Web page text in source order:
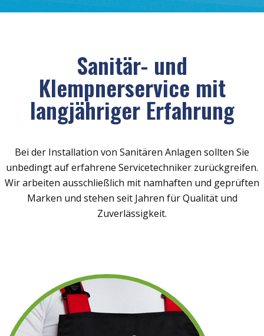
Sanitär- und
Klempnerservice mit
langjähriger Erfahrung
Bei der Installation von Sanitären Anlagen sollten Sie
unbedingt auf erfahrene Servicetechniker zurückgreifen.
Wir arbeiten ausschließlich mit namhaften und geprüften
Marken und stehen seit Jahren für Qualität und
Zuverlässigkeit.